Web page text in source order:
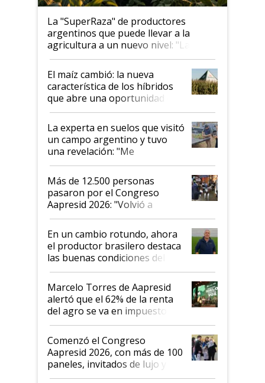
La "SuperRaza" de productores
argentinos que puede llevar a la
agricultura a un nuevo nivel: "Las
posibilidades de crecimiento son
infinitas"
El maíz cambió: la nueva
característica de los híbridos
que abre una oportunidad en
el lote
La experta en suelos que visitó
un campo argentino y tuvo
una revelación: "Me
impresionó mucho"
Más de 12.500 personas
pasaron por el Congreso
Aapresid 2026: "Volvió a
demostrar que hablar del
suelo es hablar de todo el
sistema productivo"
En un cambio rotundo, ahora
el productor brasilero destaca
las buenas condiciones del
agro argentino para invertir:
"Los veo más motivados"
Marcelo Torres de Aapresid
alertó que el 62% de la renta
del agro se va en impuestos:
"No es bueno que en
Argentina se sigan discutiendo
las mismas cosas de hace 50
años"
Comenzó el Congreso
Aapresid 2026, con más de 100
paneles, invitados de lujo y
todas las tendencias